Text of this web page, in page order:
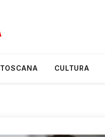
TOSCANA CULTURA